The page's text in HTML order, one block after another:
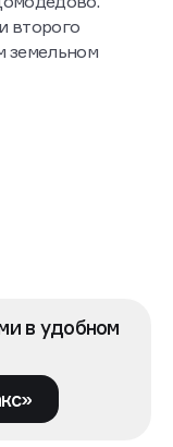
второго
земельном
в удобном